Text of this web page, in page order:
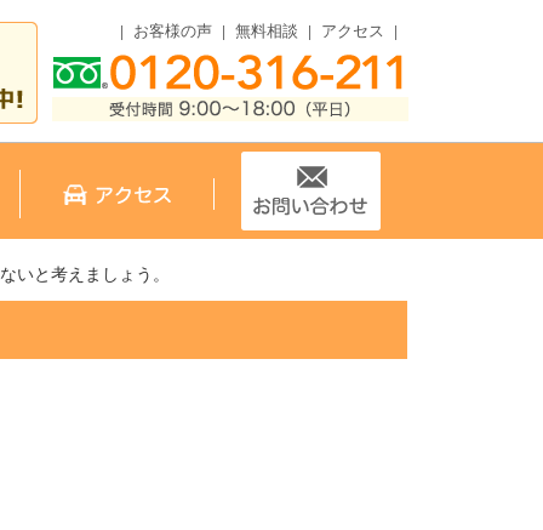
お客様の声 無料相談 アクセス
いと考えましょう。